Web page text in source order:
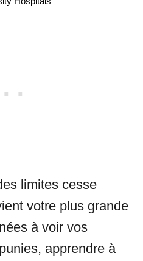
limites cesse
votre plus grande
à voir vos
apprendre à